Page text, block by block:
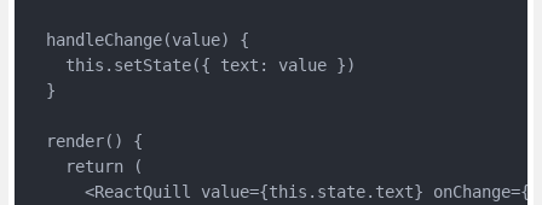
  handleChange(value) {
    this.setState({ text: value })
  }
  render() {
    return (
<ReactQuill value={this.state.text}